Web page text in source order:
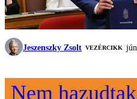
Jeszenszky Zsolt VEZÉRCIKK
Nem